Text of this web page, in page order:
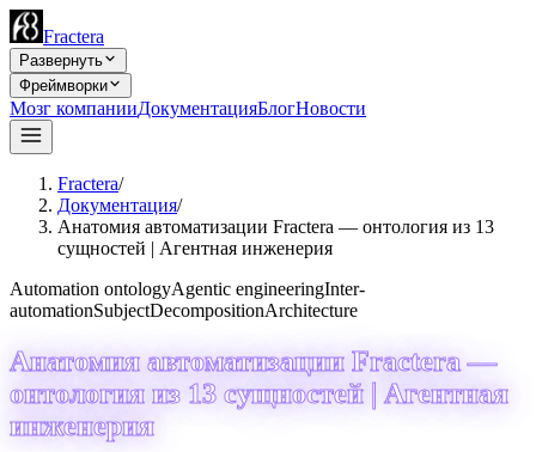
Fractera
Развернуть
Фреймворки
Мозг компанииДокументацияБлогНовости
Fractera/
Документация/
Анатомия автоматизации Fractera — онтология из 13
сущностей | Агентная инженерия
Automation ontologyAgentic engineeringInter-
automationSubjectDecompositionArchitecture
Анатомия автоматизации Fractera —
онтология из 13 сущностей | Агентная
инженерия